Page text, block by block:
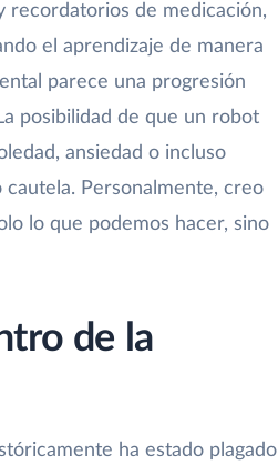
recordatorios de medicación,
el aprendizaje de manera
parece una progresión
posibilidad de que un robot
ansiedad o incluso
Personalmente, creo
lo que podemos hacer, sino
de la
ha estado plagado